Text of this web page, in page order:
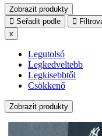
Zobrazit produkty
Seřadit podle
x
Legutolsó
Legkedveltebb
Legkisebbtől
Csökkenő
Zobrazit produkty